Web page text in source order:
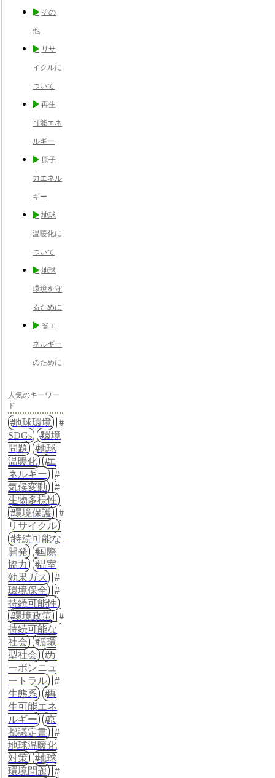
その
他
リサ
イクルに
ついて
再生
可能エネ
ルギー
原子
力エネル
ギー
地球
温暖化に
ついて
地球
環境を守
るために
省エ
ネルギー
のために
人気のキーワー
ド
地球環境
SDGs
環境
問題
地球
温暖化
エ
ネルギー
気候変動
生物多様性
環境保護
リサイクル
持続可能な
開発
国際
協力
温室
効果ガス
環境保全
持続可能性
環境政策
持続可能な
社会
循環
型社会
カ
ーボンニュ
ートラル
生態系
再
生可能エネ
ルギー
京
都議定書
地球温暖化
対策
地球
環境問題